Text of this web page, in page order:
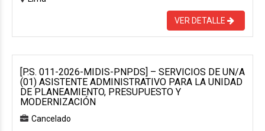
VER DETALLE
[P.S. 011-2026-MIDIS-PNPDS] – SERVICIOS DE UN/A
(01) ASISTENTE ADMINISTRATIVO PARA LA UNIDAD
DE PLANEAMIENTO, PRESUPUESTO Y
MODERNIZACIÓN
Cancelado